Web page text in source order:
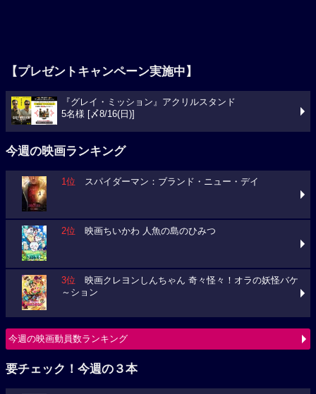
【プレゼントキャンペーン実施中】
『グレイ・ミッション』アクリルスタンド
5名様 [〆8/16(日)]
今週の映画ランキング
1位 スパイダーマン：ブランド・ニュー・デイ
2位 映画ちいかわ 人魚の島のひみつ
3位 映画クレヨンしんちゃん 奇々怪々！オラの妖怪バケ
～ション
今週の映画動員数ランキング
要チェック！今週の３本